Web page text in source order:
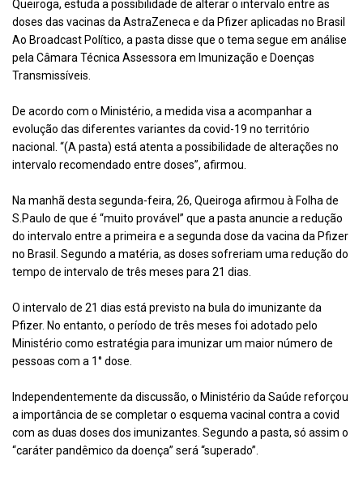
Queiroga, estuda a possibilidade de alterar o intervalo entre as
doses das vacinas da AstraZeneca e da Pfizer aplicadas no Brasil
Ao Broadcast Político, a pasta disse que o tema segue em análise
pela Câmara Técnica Assessora em Imunização e Doenças
Transmissíveis.
De acordo com o Ministério, a medida visa a acompanhar a
evolução das diferentes variantes da covid-19 no território
nacional. “(A pasta) está atenta a possibilidade de alterações no
intervalo recomendado entre doses”, afirmou.
Na manhã desta segunda-feira, 26, Queiroga afirmou à Folha de
S.Paulo de que é “muito provável” que a pasta anuncie a redução
do intervalo entre a primeira e a segunda dose da vacina da Pfizer
no Brasil. Segundo a matéria, as doses sofreriam uma redução do
tempo de intervalo de três meses para 21 dias.
O intervalo de 21 dias está previsto na bula do imunizante da
Pfizer. No entanto, o período de três meses foi adotado pelo
Ministério como estratégia para imunizar um maior número de
pessoas com a 1° dose.
Independentemente da discussão, o Ministério da Saúde reforçou
a importância de se completar o esquema vacinal contra a covid
com as duas doses dos imunizantes. Segundo a pasta, só assim o
“caráter pandêmico da doença” será “superado”.